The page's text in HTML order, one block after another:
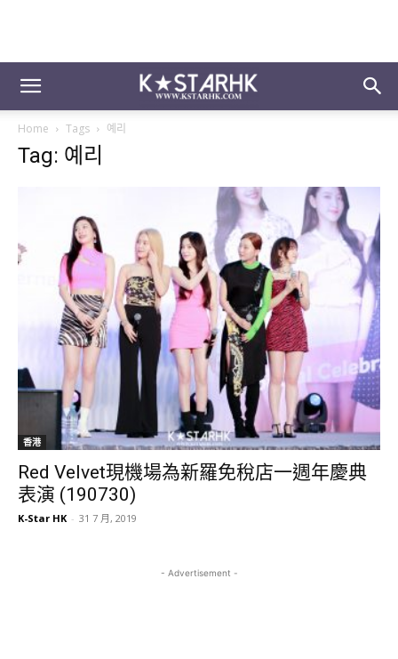
Home Tags 예리
Tag: 예리
香港
Red Velvet現機場為新羅免稅店一週年慶典
表演 (190730)
K-Star HK - 31 7 月, 2019
- Advertisement -